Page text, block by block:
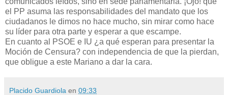
el PP asuma las responsabilidades del mandato que los
ciudadanos le dimos no hace mucho, sin mirar como hace
su líder para otra parte y esperar a que escampe.
En cuanto al PSOE e IU ¿a qué esperan para presentar la
Moción de Censura? con independencia de que la pierdan,
que obligue a este Mariano a dar la cara.
Placido Guardiola en 09:33